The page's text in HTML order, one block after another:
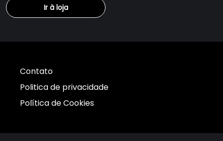
Ir à loja
Contato
Politica de privacidade
Política de Cookies